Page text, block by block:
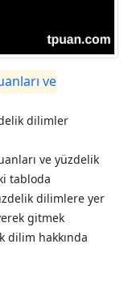
ve
dilimler
ve yüzdelik
tabloda
dilimlere yer
gitmek
dilim hakkında